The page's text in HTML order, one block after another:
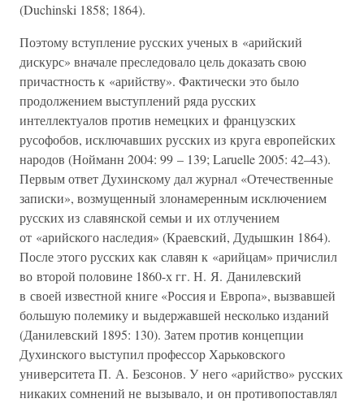
(Duchinski 1858; 1864).
Поэтому вступление русских ученых в «арийский
дискурс» вначале преследовало цель доказать свою
причастность к «арийству». Фактически это было
продолжением выступлений ряда русских
интеллектуалов против немецких и французских
русофобов, исключавших русских из круга европейских
народов (Нойманн 2004: 99 – 139; Laruelle 2005: 42–43).
Первым ответ Духинскому дал журнал «Отечественные
записки», возмущенный злонамеренным исключением
русских из славянской семьи и их отлучением
от «арийского наследия» (Краевский, Дудышкин 1864).
После этого русских как славян к «арийцам» причислил
во второй половине 1860-х гг. Н. Я. Данилевский
в своей известной книге «Россия и Европа», вызвавшей
большую полемику и выдержавшей несколько изданий
(Данилевский 1895: 130). Затем против концепции
Духинского выступил профессор Харьковского
университета П. А. Безсонов. У него «арийство» русских
никаких сомнений не вызывало, и он противопоставлял